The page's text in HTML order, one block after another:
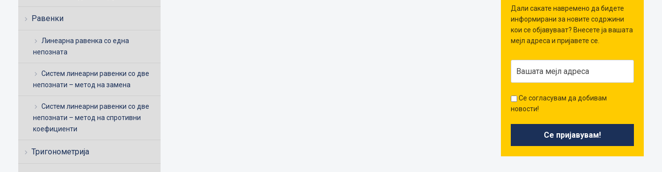
Равенки
Линеарна равенка со една
непозната
Систем линеарни равенки со две
непознати – метод на замена
Систем линеарни равенки со две
непознати – метод на спротивни
коефициенти
Тригонометрија
Дали сакате навремено да бидете
информирани за новите содржини
кои се објавуваат? Внесете ја вашата
мејл адреса и пријавете се.
Се согласувам да добивам
новости!